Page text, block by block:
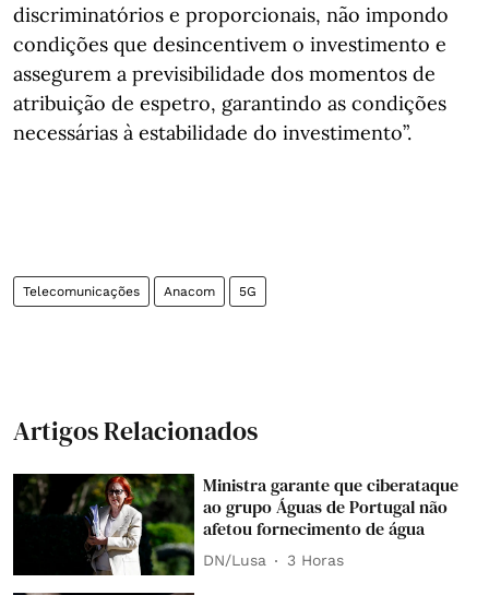
discriminatórios e proporcionais, não impondo
condições que desincentivem o investimento e
assegurem a previsibilidade dos momentos de
atribuição de espetro, garantindo as condições
necessárias à estabilidade do investimento”.
Telecomunicações Anacom 5G
Artigos Relacionados
Ministra garante que ciberataque
ao grupo Águas de Portugal não
afetou fornecimento de água
DN/Lusa 3 Horas